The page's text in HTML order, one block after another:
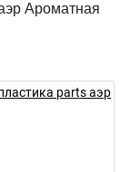
Ароматная